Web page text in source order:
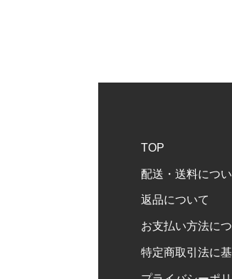
TOP
配送・送料につ
返品について
お支払い方法に
特定商取引法に